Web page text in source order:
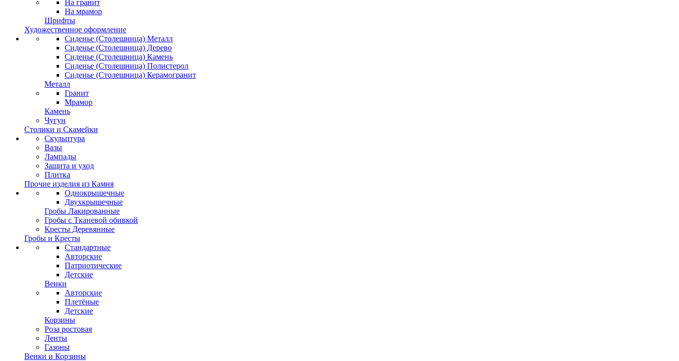
На гранит
На мрамор
Шрифты
Художественное оформление
Сиденье (Столешница) Металл
Сиденье (Столешница) Дерево
Сиденье (Столешница) Камень
Сиденье (Столешница) Полистерол
Сиденье (Столешница) Керамогранит
Металл
Гранит
Мрамор
Камень
Чугун
Столики и Скамейки
Скульптура
Вазы
Лампады
Защита и уход
Плитка
Прочие изделия из Камня
Однокрышечные
Двухкрышечные
Гробы Лакированные
Гробы с Тканевой обивкой
Кресты Деревянные
Гробы и Кресты
Стандартные
Авторские
Патриотические
Детские
Венки
Авторские
Плетёные
Детские
Корзины
Роза ростовая
Ленты
Газоны
Венки и Корзины